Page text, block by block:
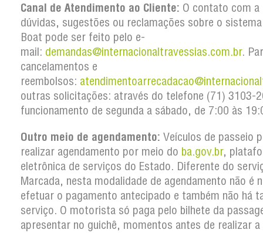
Canal de Atendimento ao Cliente: O contato com a
dúvidas, sugestões ou reclamações sobre o
Boat pode ser feito pelo e-
mail: demandas@internacionaltravessias.com.br.
cancelamentos e
reembolsos:
outras solicitações: através do telefone (71) 3103-
funcionamento de segunda a sábado, de 7:00 às
Outro meio de agendamento: Veículos de passeio
realizar agendamento por meio do ba.gov.br,
eletrônica de serviços do Estado. Diferente do
Marcada, nesta modalidade de agendamento não é
efetuar o pagamento antecipado e também não há
serviço. O motorista só paga pelo bilhete da
apresentar no guichê, momentos antes de realizar